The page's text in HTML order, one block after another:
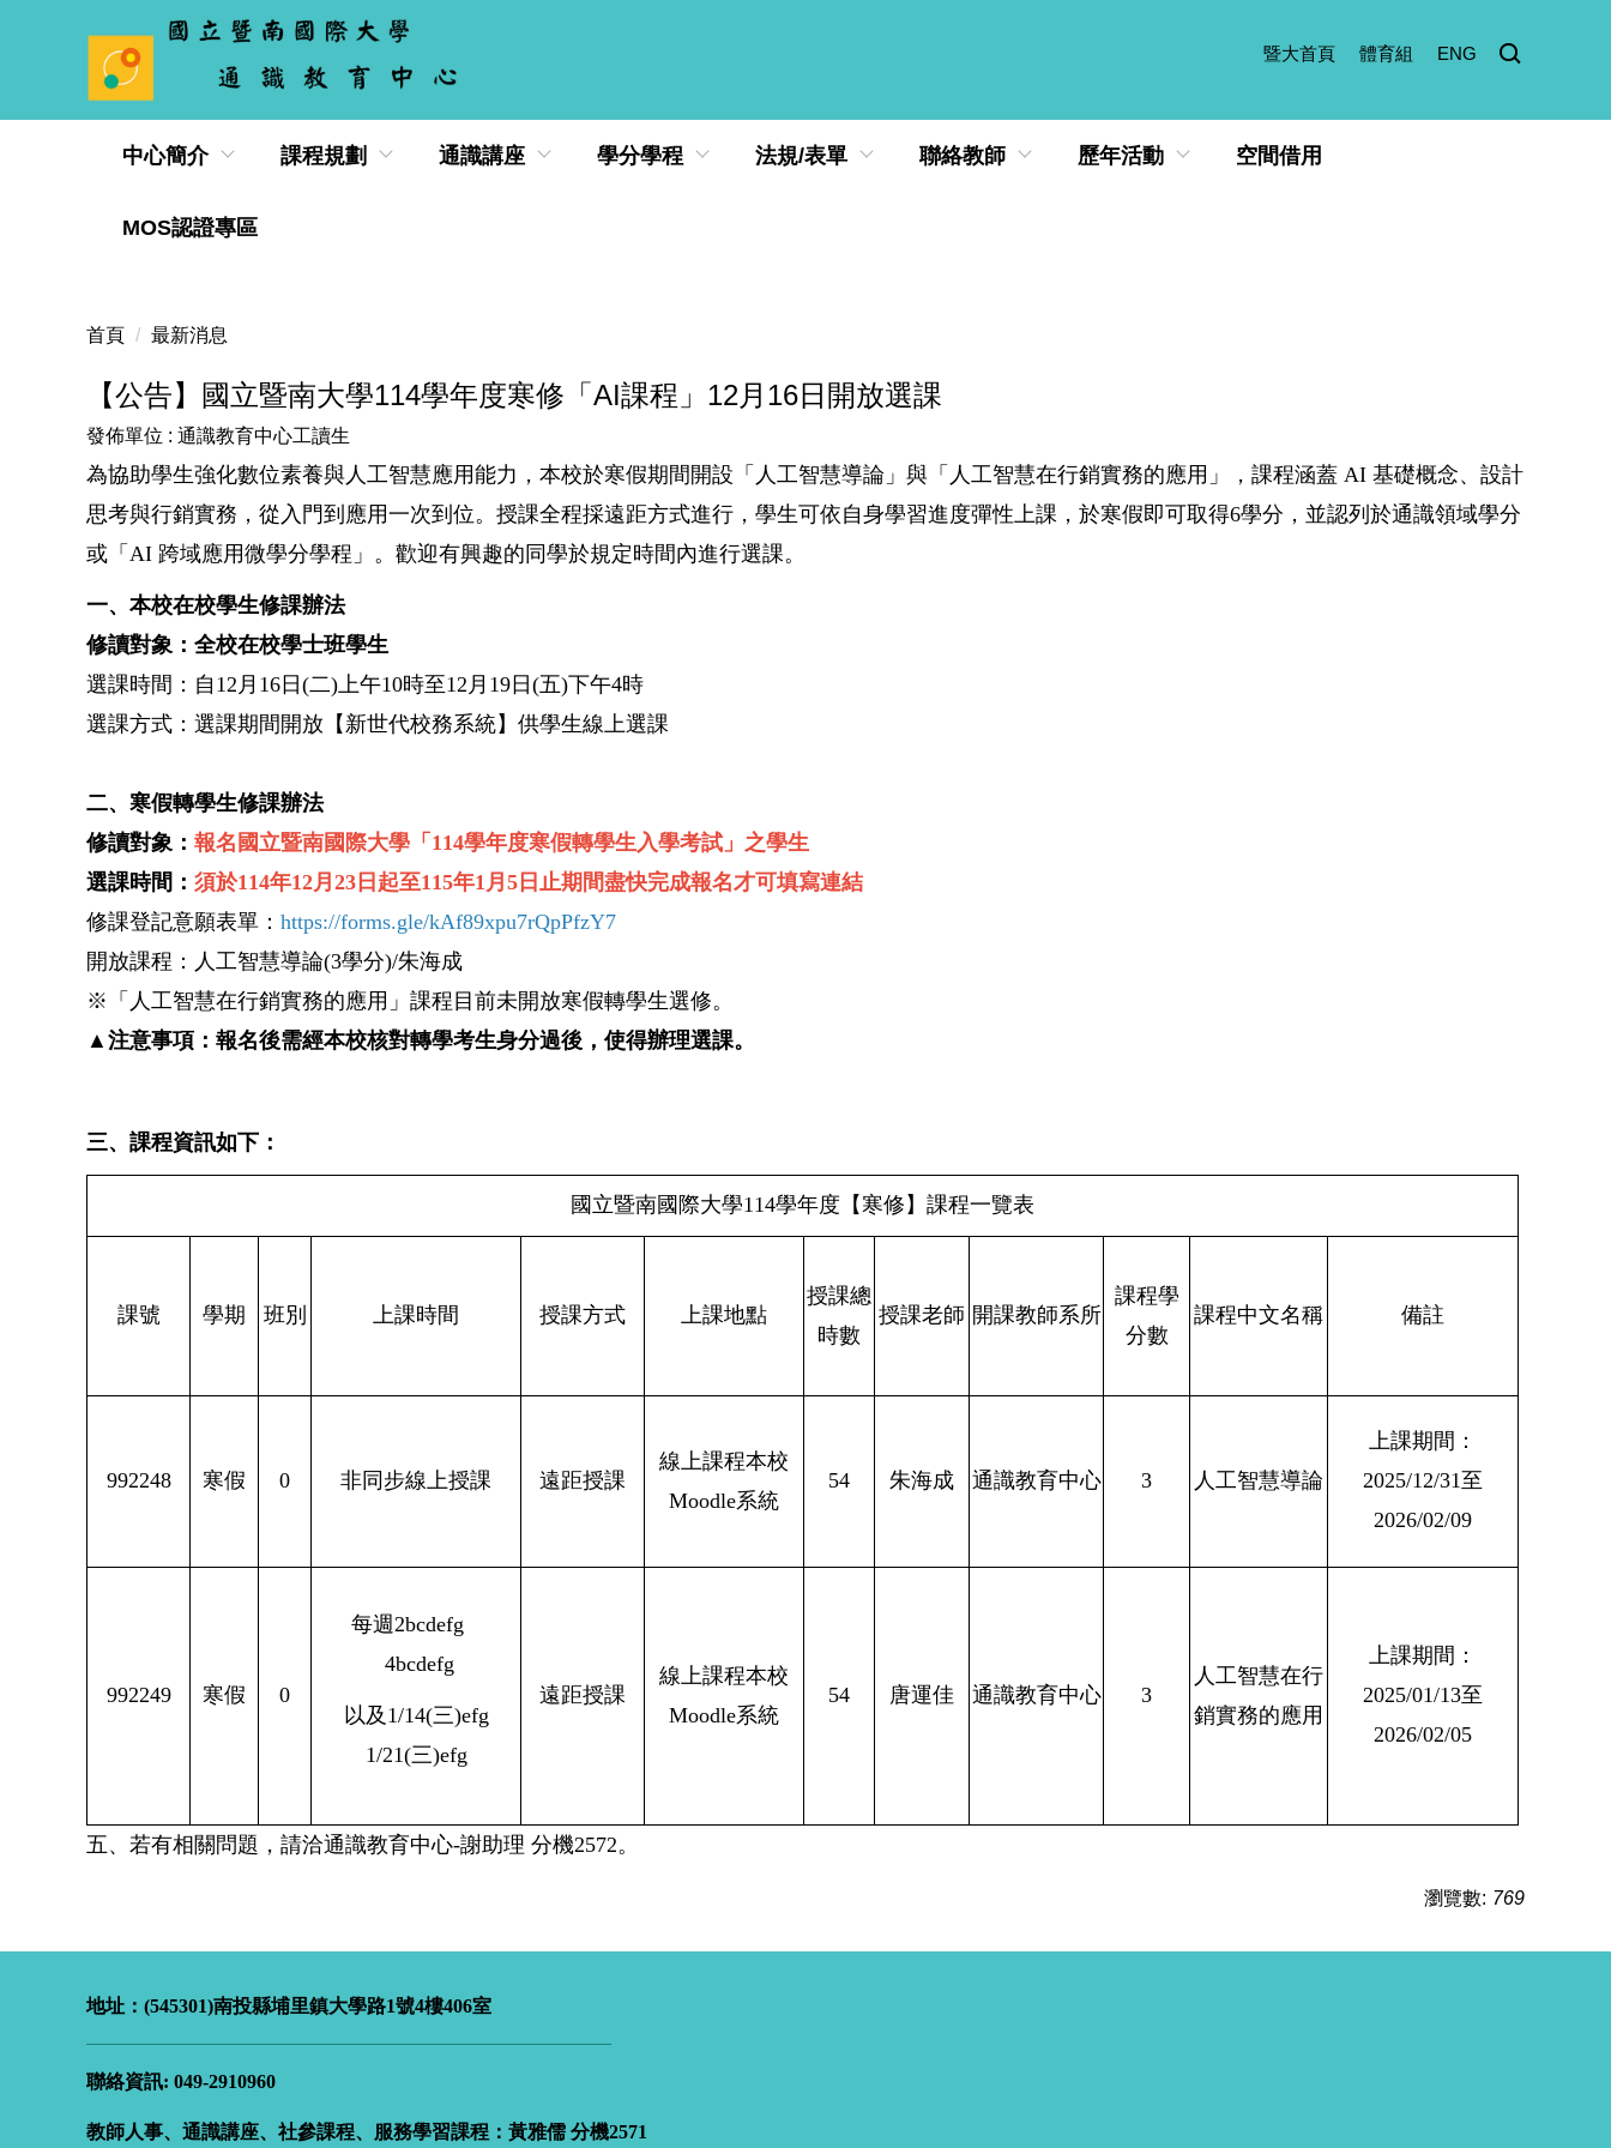
暨大首頁 體育組 ENG
中心簡介 課程規劃 通識講座 學分學程 法規/表單 聯絡教師 歷年活動 空間借用
MOS認證專區
首頁 最新消息
【公告】國立暨南大學114學年度寒修「AI課程」12月16日開放選課
發佈單位 : 通識教育中心工讀生
為協助學生強化數位素養與人工智慧應用能力，本校於寒假期間開設「人工智慧導論」與「人工智慧在行銷實務的應用」，課程涵蓋 AI 基礎概念、設計
思考與行銷實務，從入門到應用一次到位。授課全程採遠距方式進行，學生可依自身學習進度彈性上課，於寒假即可取得6學分，並認列於通識領域學分
或「AI 跨域應用微學分學程」。歡迎有興趣的同學於規定時間內進行選課。
一、本校在校學生修課辦法
修讀對象：全校在校學士班學生
選課時間：自12月16日(二)上午10時至12月19日(五)下午4時
選課方式：選課期間開放【新世代校務系統】供學生線上選課
二、寒假轉學生修課辦法
修讀對象： 報名國立暨南國際大學「114學年度寒假轉學生入學考試」之學生
選課時間： 須於114年12月23日起至115年1月5日止期間盡快完成報名才可填寫連結
修課登記意願表單： https://forms.gle/kAf89xpu7rQpPfzY7
開放課程：人工智慧導論(3學分)/朱海成
※「人工智慧在行銷實務的應用」課程目前未開放寒假轉學生選修。
▲注意事項：報名後需經本校核對轉學考生身分過後，使得辦理選課。
三、課程資訊如下：
國立暨南國際大學114學年度【寒修】課程一覽表
課號 學期 班別 上課時間 授課方式 上課地點
授課總
時數
授課老師 開課教師系所
課程學
分數
課程中文名稱 備註
992248 寒假 0 非同步線上授課 遠距授課
線上課程本校
Moodle系統
54 朱海成 通識教育中心 3 人工智慧導論
上課期間：
2025/12/31至
2026/02/09
992249 寒假 0
每週2bcdefg
4bcdefg
以及1/14(三)efg
1/21(三)efg
遠距授課
線上課程本校
Moodle系統
54 唐運佳 通識教育中心 3
人工智慧在行
銷實務的應用
上課期間：
2025/01/13至
2026/02/05
五、若有相關問題，請洽通識教育中心-謝助理 分機2572。
瀏覽數: 769
地址：(545301)南投縣埔里鎮大學路1號4樓406室
聯絡資訊: 049-2910960
教師人事、通識講座、社參課程、服務學習課程：黃雅儒 分機2571